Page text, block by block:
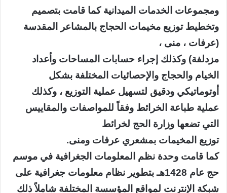
ومجموعات الخدمات الميدانية كما قامت بتصميم
وتخطيط توزيع مخيمات الحجاج بالمشاعر المقدسة
(عرفات ، منى ،
مزدلفة) وكذلك إجراء حسابات المساحات وأعداد
الخيام والحجاج والإحصائيات المختلفة بشكل
أوتوماتيكي ودقيق لتسهيل عملية التوزيع ، وكذلك
عملية طباعة الخرائط وفقاً للمواصفات والمقاييس
التي تضعها وزارة الحج لخرائط
توزيع المخيمات بمشعري عرفات ومنى.
كما قامت وحدة نظم المعلومات الجغرافية في موسم
حج عام 1428هـ بتطوير نظام معلومات جغرافية على
شبكة الإنترنت لمواقع المؤسسة المختلفة شاملاً ذلك